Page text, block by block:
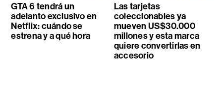
GTA 6 tendrá un
adelanto exclusivo en
Netflix: cuándo se
estrena y a qué hora
Las tarjetas
coleccionables ya
mueven US$30.000
millones y esta marca
quiere convertirlas en
accesorio